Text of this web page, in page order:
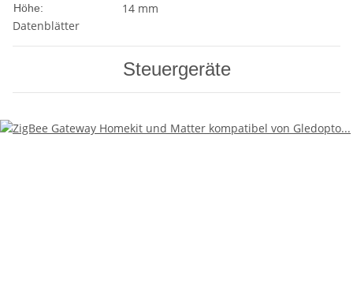
Höhe:
14 mm
Datenblätter
Steuergeräte